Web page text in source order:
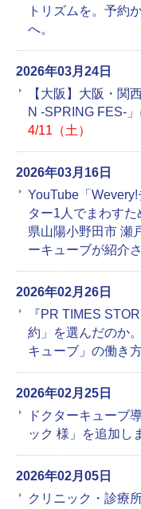
トリズムを。予約
へ。
2026年03月24日
【大阪】大阪・関
N -SPRING FES-」
4/11（土）
2026年03月16日
YouTube「
ター1人でまわす
県山陽小野田市 瀬
ーキューブが紹介
2026年02月26日
『PR TIMES
約」を選んだのか
キューブ」の働き
2026年02月25日
ドクターキューブ
ック 様」を追加し
2026年02月05日
クリニック・診療